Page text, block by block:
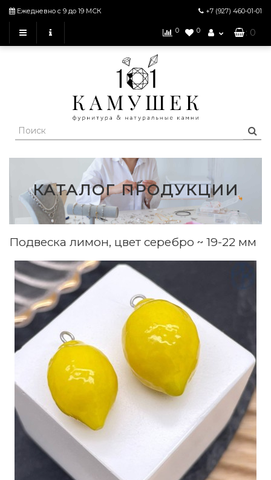
Ежедневно с 9 до 19 МСК +7 (927) 460-01-01
0 0 : 0
КАТАЛОГ ПРОДУКЦИИ
Подвеска лимон, цвет серебро ~ 19-22 мм